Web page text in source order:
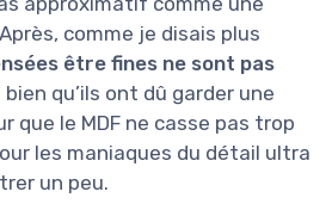
comme je disais plus
être fines ne sont pas
bien qu’ils ont dû garder une
que le MDF ne casse pas trop
les maniaques du détail ultra
un peu.